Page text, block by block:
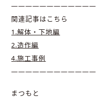
————————————
関連記事はこちら
1.解体・下地編
2.造作編
4.施工事例
————————————
まつもと